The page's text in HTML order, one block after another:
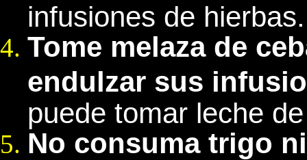
infusiones de hierbas.
Tome melaza de
endulzar sus
puede tomar leche
No consuma trigo